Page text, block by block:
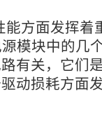
方面发挥着
模块中的几
有关，它们
动损耗方面